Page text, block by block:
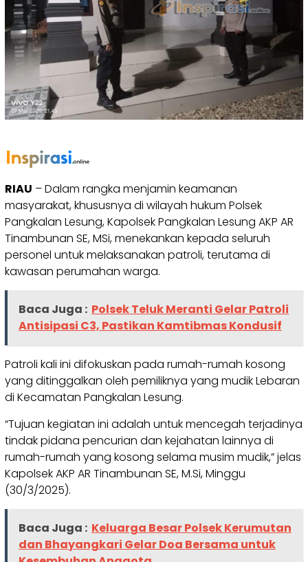
RIAU – Dalam rangka menjamin keamanan
masyarakat, khususnya di wilayah hukum Polsek
Pangkalan Lesung, Kapolsek Pangkalan Lesung AKP AR
Tinambunan SE, MSi, menekankan kepada seluruh
personel untuk melaksanakan patroli, terutama di
kawasan perumahan warga.
Baca Juga : Polsek Teluk Meranti Gelar Patroli
Antisipasi C3, Pastikan Kamtibmas Kondusif
Patroli kali ini difokuskan pada rumah-rumah kosong
yang ditinggalkan oleh pemiliknya yang mudik Lebaran
di Kecamatan Pangkalan Lesung.
“Tujuan kegiatan ini adalah untuk mencegah terjadinya
tindak pidana pencurian dan kejahatan lainnya di
rumah-rumah yang kosong selama musim mudik,” jelas
Kapolsek AKP AR Tinambunan SE, M.Si, Minggu
(30/3/2025).
Baca Juga : Keluarga Besar Polsek Kerumutan
dan Bhayangkari Gelar Doa Bersama untuk